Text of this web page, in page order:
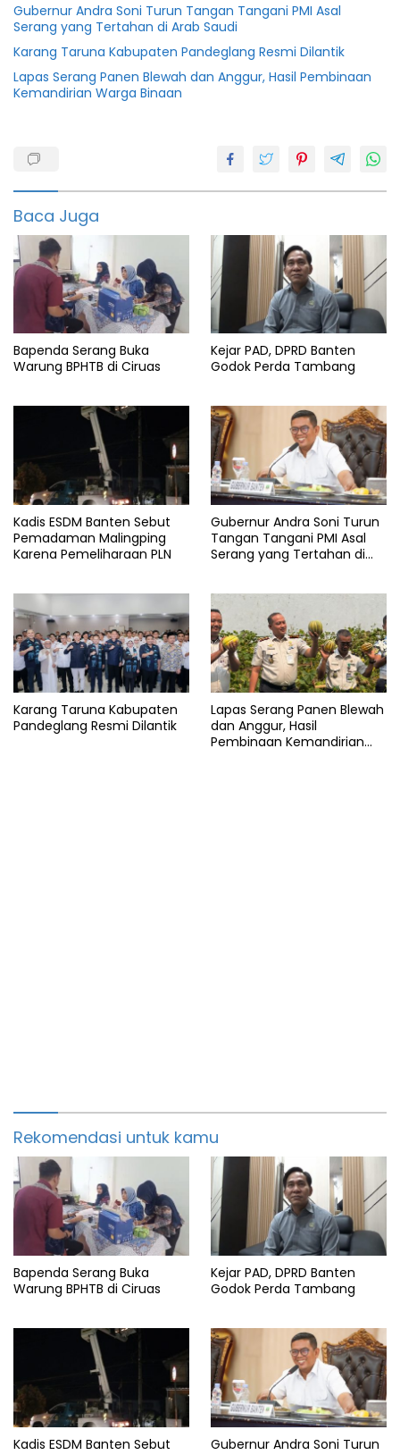
Gubernur Andra Soni Turun Tangan Tangani PMI Asal
Serang yang Tertahan di Arab Saudi
Karang Taruna Kabupaten Pandeglang Resmi Dilantik
Lapas Serang Panen Blewah dan Anggur, Hasil Pembinaan
Kemandirian Warga Binaan
Perda
ratu
rahamtuzakiyah
retribusi
serang
Baca Juga
Bapenda Serang Buka
Warung BPHTB di Ciruas
Kejar PAD, DPRD Banten
Godok Perda Tambang
Kadis ESDM Banten Sebut
Pemadaman Malingping
Karena Pemeliharaan PLN
Gubernur Andra Soni Turun
Tangan Tangani PMI Asal
Serang yang Tertahan di
Karang Taruna Kabupaten
Pandeglang Resmi Dilantik
Lapas Serang Panen Blewah
dan Anggur, Hasil
Pembinaan Kemandirian
Rekomendasi untuk kamu
Bapenda Serang Buka
Warung BPHTB di Ciruas
Kejar PAD, DPRD Banten
Godok Perda Tambang
Kadis ESDM Banten Sebut
Gubernur Andra Soni Turun